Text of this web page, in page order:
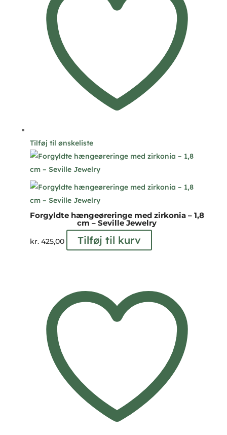
Tilføj til ønskeliste
Forgyldte hængeøreringe med zirkonia – 1,8
cm – Seville Jewelry
kr.425,00 Tilføj til kurv